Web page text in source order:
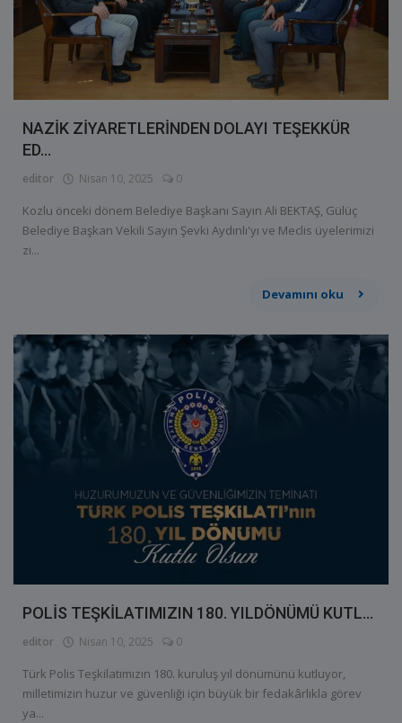
NAZİK ZİYARETLERİNDEN DOLAYI TEŞEKKÜR
ED...
editor Nisan 10, 2025 0
Kozlu önceki dönem Belediye Başkanı Sayın Ali BEKTAŞ, Gülüç
Belediye Başkan Vekili Sayın Şevki Aydınlı'yı ve Meclis üyelerimizi
zi...
Devamını oku
POLİS TEŞKİLATIMIZIN 180. YILDÖNÜMÜ KUTL...
editor Nisan 10, 2025 0
Türk Polis Teşkilatımızın 180. kuruluş yıl dönümünü kutluyor,
milletimizin huzur ve güvenliği için büyük bir fedakârlıkla görev
ya...